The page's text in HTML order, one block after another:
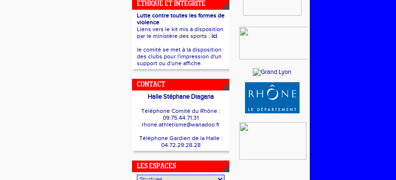
ETHIQUE ET INTEGRITE
Lutte contre toutes les formes de
violence
Liens vers le kit mis à disposition
par le ministère des sports : ici
le comité se met à la disposition
des clubs pour l'impression d'un
support ou d'une affiche.
CONTACT
Halle Stéphane Diagana
Téléphone Comité du Rhône :
09.75.44.71.31
rhone.athletisme@wanadoo.fr
Téléphone Gardien de la Halle :
04.72.29.28.28
LES ESPACES